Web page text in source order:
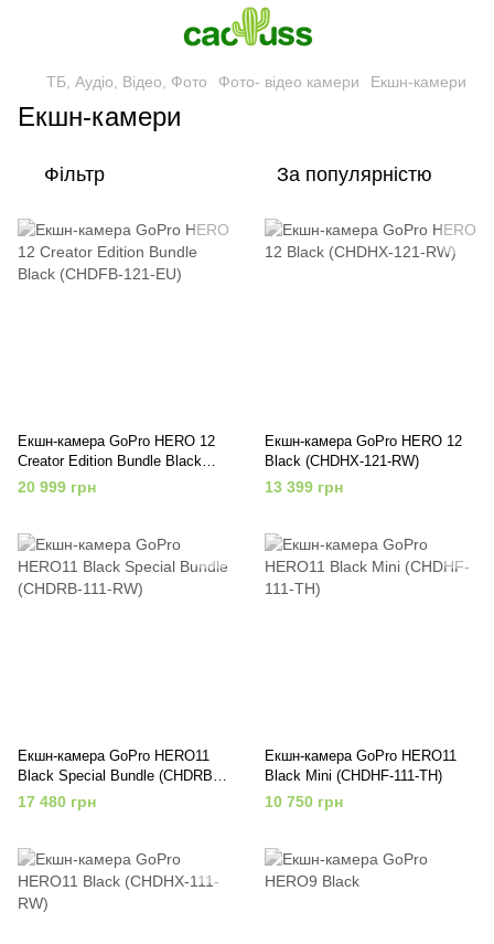
ТБ, Аудіо, Відео, Фото Фото- відео камери Екшн-камери
Екшн-камери
Фільтр За популярністю
Екшн-камера GoPro HERO 12
Creator Edition Bundle Black
(CHDFB-121-EU)
20 999 грн
Екшн-камера GoPro HERO 12
Black (CHDHX-121-RW)
13 399 грн
Екшн-камера GoPro HERO11
Black Special Bundle (CHDRB-
111-RW)
17 480 грн
Екшн-камера GoPro HERO11
Black Mini (CHDHF-111-TH)
10 750 грн